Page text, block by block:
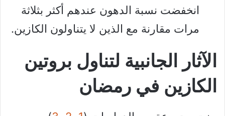
انخفضت نسبة الدهون عندهم أكثر بثلاثة
مرات مقارنة مع الذين لا يتناولون الكازين.
الآثار الجانبية لتناول بروتين
الكازين في رمضان